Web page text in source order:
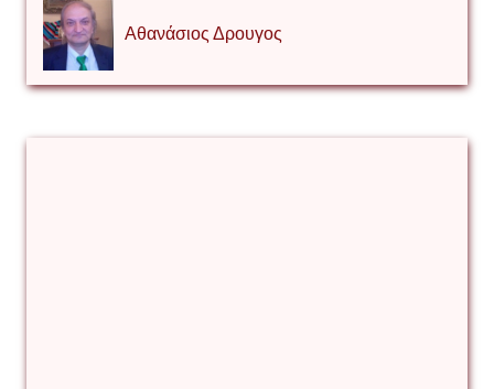
Αθανάσιος Δρουγος